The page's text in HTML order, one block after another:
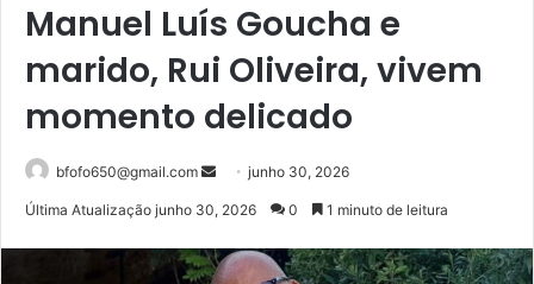
Manuel Luís Goucha e
marido, Rui Oliveira, vivem
momento delicado
bfofo650@gmail.com
Mande
mail
junho 30, 2026
Última Atualização junho 30, 2026 0 1 minuto de leitura